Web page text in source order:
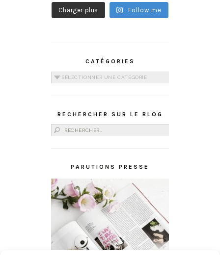
Charger plus Follow me
CATÉGORIES
Catégories
RECHERCHER SUR LE BLOG
Rechercher :
PARUTIONS PRESSE